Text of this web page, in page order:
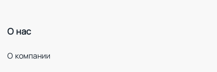
О нас
О компании